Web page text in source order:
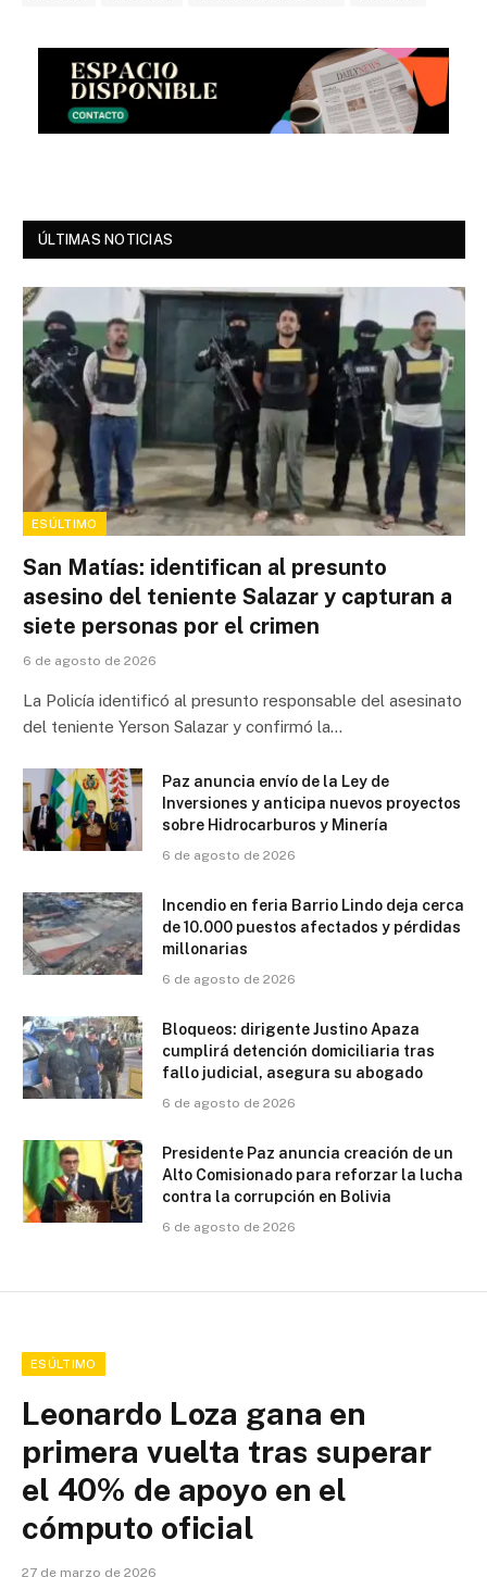
ÚLTIMAS NOTICIAS
ESÚLTIMO
San Matías: identifican al presunto
asesino del teniente Salazar y capturan a
siete personas por el crimen
6 de agosto de 2026
La Policía identificó al presunto responsable del asesinato
del teniente Yerson Salazar y confirmó la…
Paz anuncia envío de la Ley de
Inversiones y anticipa nuevos proyectos
sobre Hidrocarburos y Minería
6 de agosto de 2026
Incendio en feria Barrio Lindo deja cerca
de 10.000 puestos afectados y pérdidas
millonarias
6 de agosto de 2026
Bloqueos: dirigente Justino Apaza
cumplirá detención domiciliaria tras
fallo judicial, asegura su abogado
6 de agosto de 2026
Presidente Paz anuncia creación de un
Alto Comisionado para reforzar la lucha
contra la corrupción en Bolivia
6 de agosto de 2026
ESÚLTIMO
Leonardo Loza gana en
primera vuelta tras superar
el 40% de apoyo en el
cómputo oficial
27 de marzo de 2026